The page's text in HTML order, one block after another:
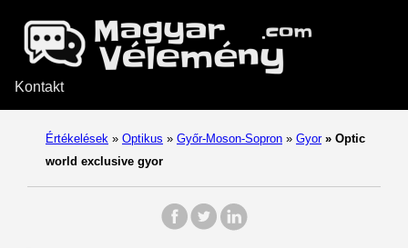
Kontakt
Értékelések » Optikus » Győr-Moson-Sopron » Gyor » Optic
world exclusive gyor